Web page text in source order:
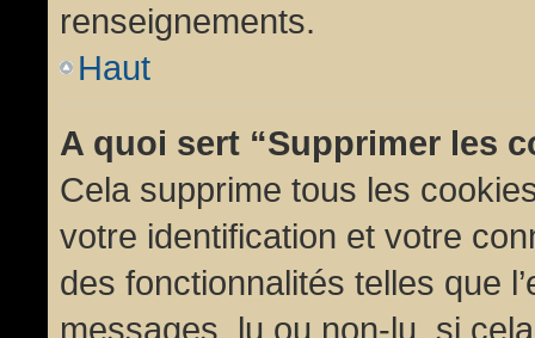
renseignements.
Haut
A quoi sert “Supprimer les
Cela supprime tous les
votre identification et votre
des fonctionnalités telles que
messages, lu ou non-lu, si